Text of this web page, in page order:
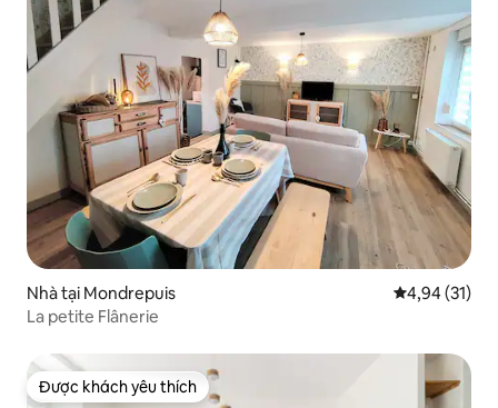
Nhà tại Mondrepuis Xếp hạng
4,94 (31)
La petite Flânerie
Được khách yêu thích
Được khách yêu thích